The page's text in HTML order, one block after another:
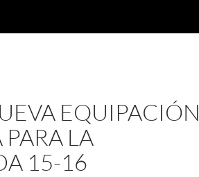
EQUIPACIÓN
LA
15-16